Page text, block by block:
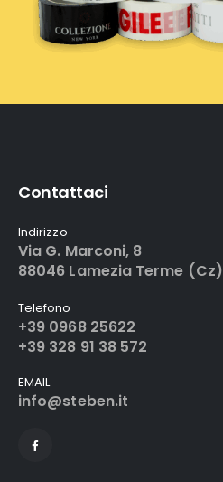
Contattaci
Indirizzo
Via G. Marconi, 8
88046 Lamezia Terme (Cz)
Telefono
+39 0968 25622
+39 328 91 38 572
EMAIL
info@steben.it